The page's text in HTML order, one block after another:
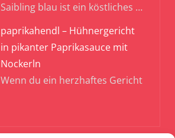
Saibling blau ist ein köstliches …
paprikahendl – Hühnergericht
in pikanter Paprikasauce mit
Nockerln
Wenn du ein herzhaftes Gericht